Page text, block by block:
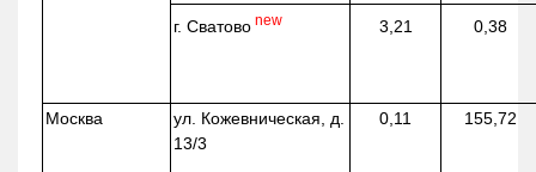
г. Сватово new 3,21 0,38
Москва ул. Кожевническая , д.
13/3
0,11 155,72